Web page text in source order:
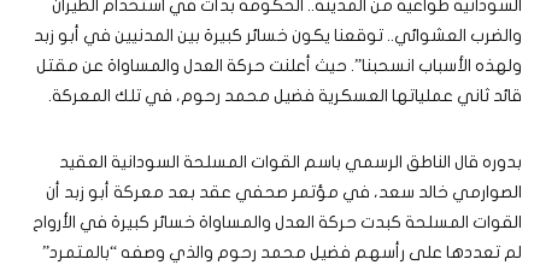
السودانية طواعيةً من المدينة.. الحكومة بدأت في استخدام الطيران
والضرب العشوائي.. توقعنا يكون خسائر كبيرة بين المدنيين في أبو زبد
ولهذه الأسباب انسحبنا”. حيث أعلنت حركة العدل والمساواة عن مقتل
قائد ثاني عملياتها العسكرية فضيل محمد رحوم، في تلك المعركة.
بدوره قال الناطق الرسمي باسم القوات المسلحة السودانية العقيد
الصوارمي خالد سعد، في مؤتمر صحفي عقد بعد معركة أبو زبد أن
القوات المسلحة كبدت حركة العدل والمساواة خسائر كبيرة في الأرواح
لم تعددها على رأسهم فضيل محمد رحوم والذي وصفه “بالمتمرد”